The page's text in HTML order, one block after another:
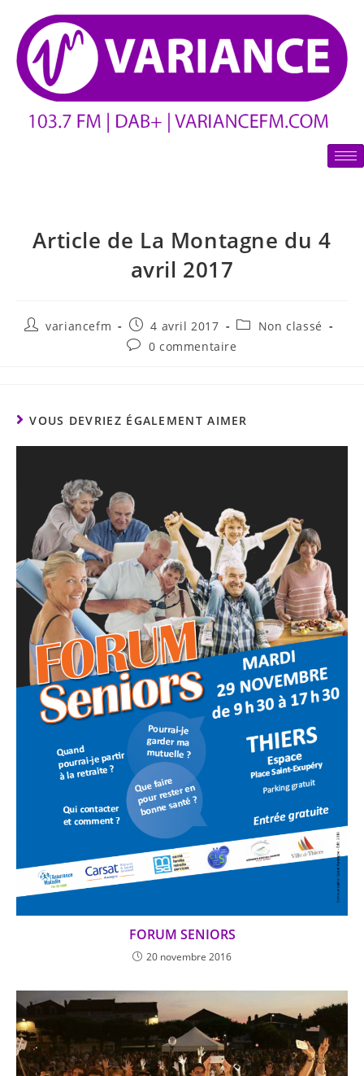
Article de La Montagne du 4
avril 2017
variancefm 4 avril 2017
Non classé
0 commentaire
VOUS DEVRIEZ ÉGALEMENT AIMER
FORUM SENIORS
20 novembre 2016